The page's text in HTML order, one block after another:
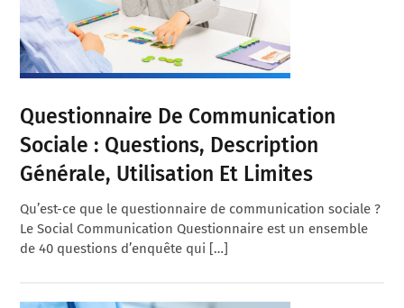
Questionnaire De Communication
Sociale : Questions, Description
Générale, Utilisation Et Limites
Qu’est-ce que le questionnaire de communication sociale ?
Le Social Communication Questionnaire est un ensemble
de 40 questions d’enquête qui […]